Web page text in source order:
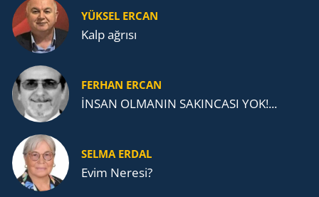
YÜKSEL ERCAN
Kalp ağrısı
FERHAN ERCAN
İNSAN OLMANIN SAKINCASI YOK!...
SELMA ERDAL
Evim Neresi?